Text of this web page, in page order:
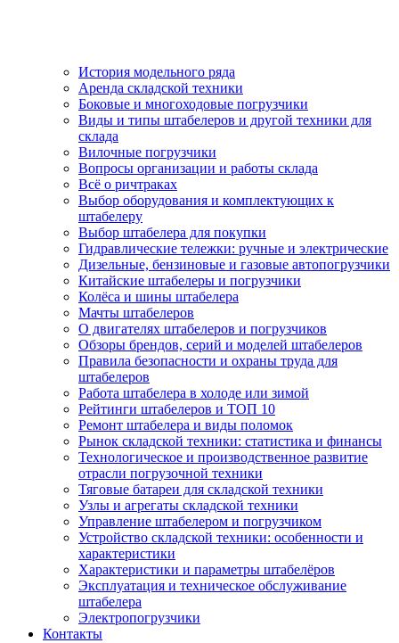
История модельного ряда
Аренда складской техники
Боковые и многоходовые погрузчики
Виды и типы штабелеров и другой техники для
склада
Вилочные погрузчики
Вопросы организации и работы склада
Всё о ричтраках
Выбор оборудования и комплектующих к
штабелеру
Выбор штабелера для покупки
Гидравлические тележки: ручные и электрические
Дизельные, бензиновые и газовые автопогрузчики
Китайские штабелеры и погрузчики
Колёса и шины штабелера
Мачты штабелеров
О двигателях штабелеров и погрузчиков
Обзоры брендов, серий и моделей штабелеров
Правила безопасности и охраны труда для
штабелеров
Работа штабелера в холоде или зимой
Рейтинги штабелеров и ТОП 10
Ремонт штабелера и виды поломок
Рынок складской техники: статистика и финансы
Технологическое и производственное развитие
отрасли погрузочной техники
Тяговые батареи для складской техники
Узлы и агрегаты складской техники
Управление штабелером и погрузчиком
Устройство складской техники: особенности и
характеристики
Характеристики и параметры штабелёров
Эксплуатация и техническое обслуживание
штабелера
Электропогрузчики
Контакты